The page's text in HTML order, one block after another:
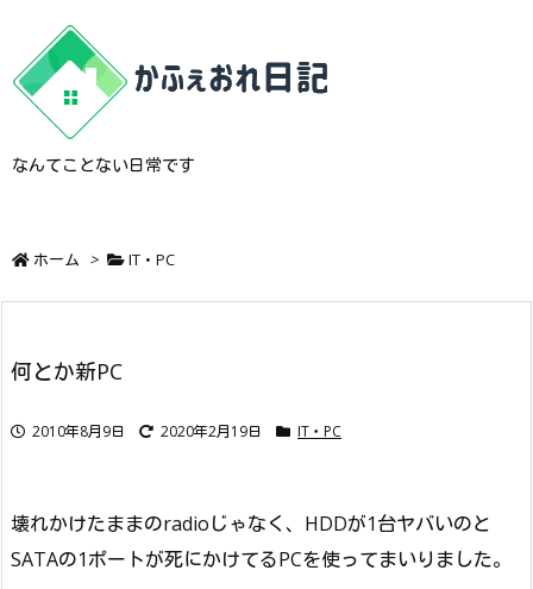
なんてことない日常です
ホーム > IT・PC
何とか新PC
2010年8月9日 2020年2月19日 IT・PC
壊れかけたままのradioじゃなく、HDDが1台ヤバいのと
SATAの1ポートが死にかけてるPCを使ってまいりました。